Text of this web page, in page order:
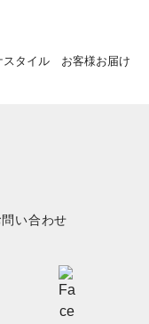
スタイル お客様お届け
問い合わせ